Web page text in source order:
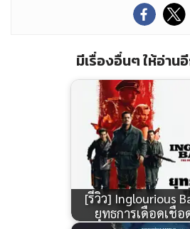
มีเรื่องอื่นๆ ให้อ่าน
[รีวิว] Inglourious
ยุทธการเดือดเชื